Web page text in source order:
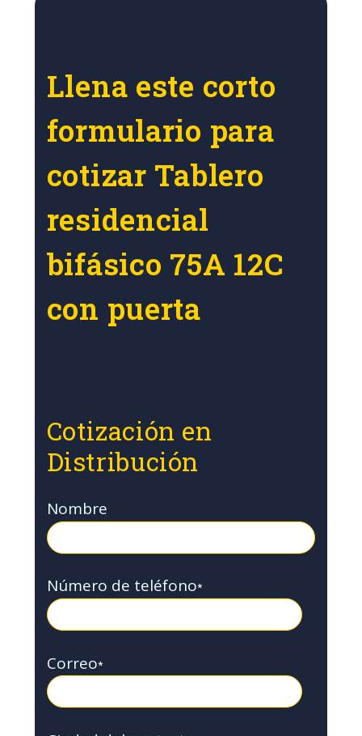
Llena este corto
formulario para
cotizar Tablero
residencial
bifásico 75A 12C
con puerta
Cotización en
Distribución
Nombre
Número de teléfono*
Correo*